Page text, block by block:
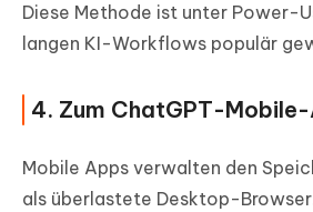
Diese Methode ist unter Power-
langen KI-Workflows populär
4. Zum ChatGPT-
Mobile Apps verwalten den
als überlastete Desktop-